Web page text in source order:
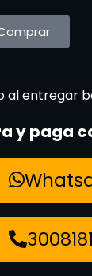
al entregar
y paga